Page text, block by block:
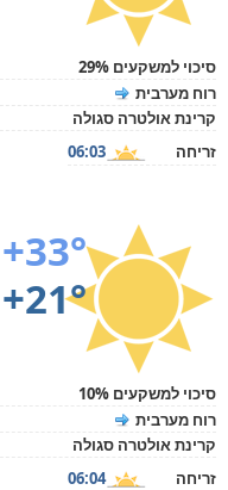
סיכוי למשקעים 29%
רוח מערבית
קרינת אולטרה סגולה
זריחה
06:03
+33°
+21°
סיכוי למשקעים 10%
רוח מערבית
קרינת אולטרה סגולה
זריחה
06:04